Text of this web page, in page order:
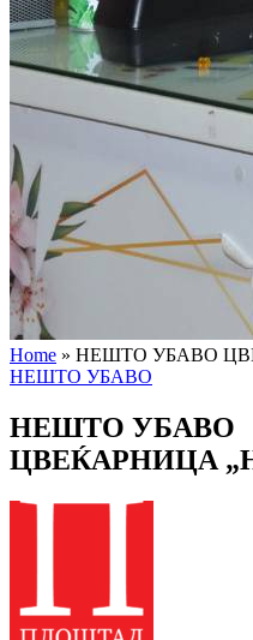
Home » НЕШТО УБАВО
НЕШТО УБАВО
НЕШТО УБАВО
ЦВЕЌАРНИЦА